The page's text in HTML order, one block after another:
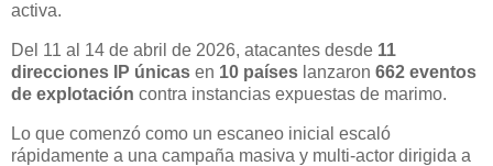
activa.
Del 11 al 14 de abril de 2026, atacantes desde 11
direcciones IP únicas en 10 países lanzaron 662 eventos
de explotación contra instancias expuestas de marimo.
Lo que comenzó como un escaneo inicial escaló
rápidamente a una campaña masiva y multi-actor dirigida a